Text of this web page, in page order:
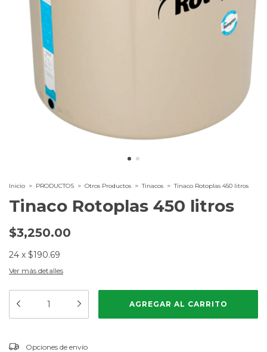
Inicio > PRODUCTOS > Otros Productos > Tinacos > Tinaco Rotoplas 450 litros
Tinaco Rotoplas 450 litros
$3,250.00
24 x $190.69
Ver más detalles
Entregas para el CP:
Opciones de envío